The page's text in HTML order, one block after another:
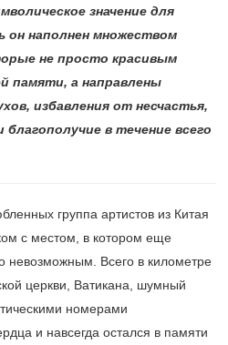
значение для
он наполнен множеством
не просто красивым
памяти, а направлены
избавления от несчастья,
в течение всего
группа артистов из Китая
с местом, в котором еще
невозможным. Всего в километре
церкви, Ватикана, шумный
номерами
и навсегда остался в памяти